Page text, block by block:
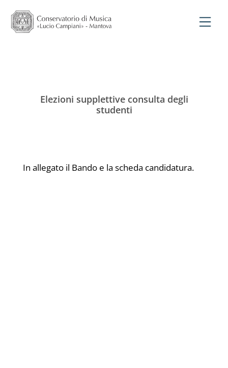
Elezioni supplettive consulta degli
studenti
In allegato il Bando e la scheda candidatura.